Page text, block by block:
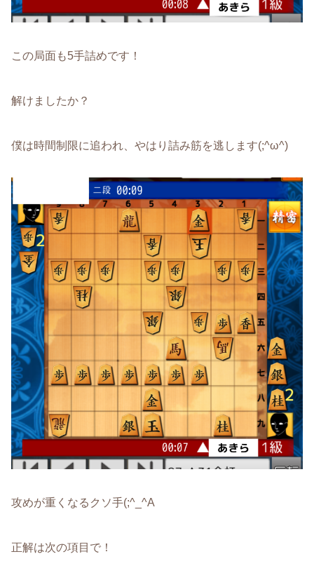
この局面も5手詰めです！
解けましたか？
僕は時間制限に追われ、やはり詰み筋を逃します(;^ω^)
攻めが重くなるクソ手(;^_^A
正解は次の項目で！